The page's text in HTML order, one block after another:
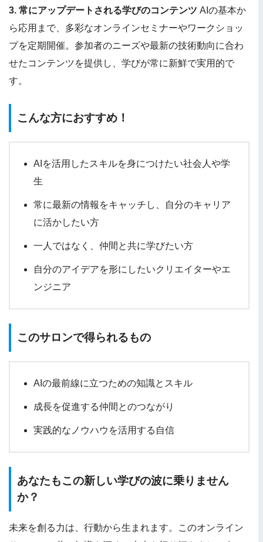
3. 常にアップデートされる学びのコンテンツ AIの基本か
ら応用まで、多彩なオンラインセミナーやワークショッ
プを定期開催。参加者のニーズや最新の技術動向に合わ
せたコンテンツを提供し、学びが常に新鮮で実用的で
す。
こんな方におすすめ！
AIを活用したスキルを身につけたい社会人や学
生
常に最新の情報をキャッチし、自分のキャリア
に活かしたい方
一人ではなく、仲間と共に学びたい方
自分のアイデアを形にしたいクリエイターやエ
ンジニア
このサロンで得られるもの
AIの最前線に立つための知識とスキル
成長を促進する仲間とのつながり
実践的なノウハウを活用する自信
あなたもこの新しい学びの波に乗りません
か？
未来を創る力は、行動から生まれます。このオンライン